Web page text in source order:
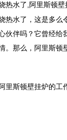
热水了,阿里斯顿
热水了，这是多么
伙伴吗？它曾经给
。那么，阿里斯顿
里斯顿壁挂炉的工